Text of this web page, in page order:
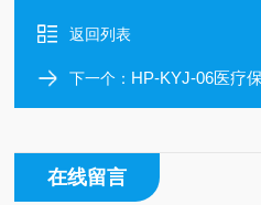
返回列表
下一个： HP-KYJ-06医疗保
在线留言